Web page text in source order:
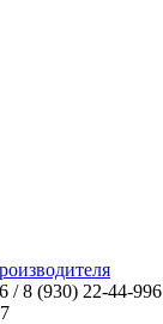
/ 8 (930) 22-44-996